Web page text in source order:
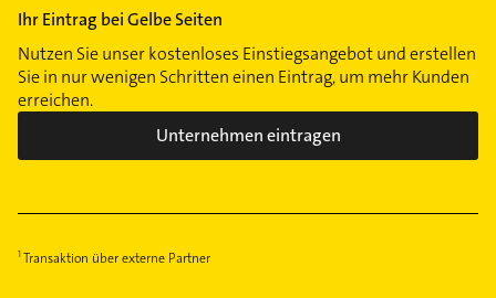
Ihr Eintrag bei Gelbe Seiten
Nutzen Sie unser kostenloses Einstiegsangebot und erstellen
Sie in nur wenigen Schritten einen Eintrag, um mehr Kunden
erreichen.
Unternehmen eintragen
Transaktion über externe Partner